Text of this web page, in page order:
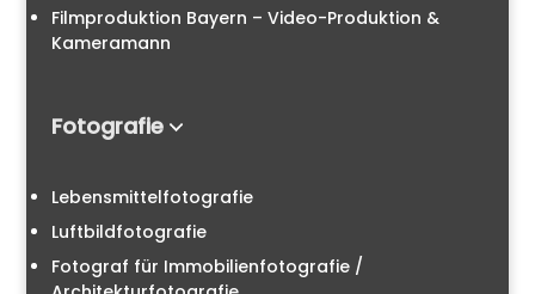
Filmproduktion Bayern – Video-Produktion &
Kameramann
Fotografie
Lebensmittelfotografie
Luftbildfotografie
Fotograf für Immobilienfotografie /